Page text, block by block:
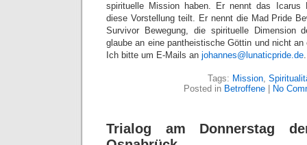
spirituelle Mission haben. Er nennt das
diese Vorstellung teilt. Er nennt die Mad Pride
Survivor Bewegung, die spirituelle Dimension
glaube an eine pantheistische Göttin und nicht
Ich bitte um E-Mails an johannes@lunaticpride.de.
Tags: Mission,
Posted in Betroffene No
Trialog am Donnerstag